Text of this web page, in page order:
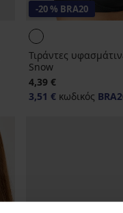
-20 % BRA20
Τιράντες
Snow
4,39 €
3,51 € κωδικός